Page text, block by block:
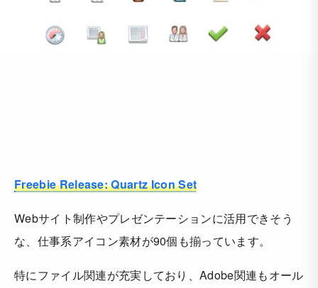
Freebie Release: Quartz Icon Set
Webサイト制作やプレゼンテーションに活用できそう
な、仕事系アイコン素材が90個も揃っています。
特にファイル関連が充実しており、Adobe関連もオール